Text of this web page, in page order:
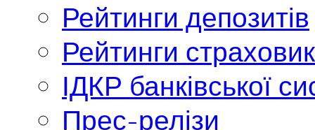
Рейтинги депозитів
Рейтинги
ІДКР банківської
Прес-релізи